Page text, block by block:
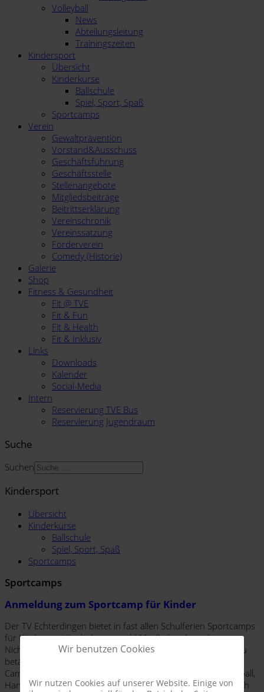
Volleyball
News
Abteilungsleitung
Trainingszeiten
Kindersport
Übersicht
Kinderkurse
Ballschule
Spiel, Sport, Spaß
Sportcamps
Verein
Gewaltprävention
Vorstand&Ausschuss
Geschäftsführung
Geschäftsstelle
Stellenangebote
Mitgliedsbeiträge
Beitrittserklärung
Vereinschronik
Vereinssatzung
Förderverein
Comedy (Historie)
Galerie
Shop
Fitness & Gesundheit
Fit @ TVE
Fit & Fun
Fit & Health
Fit & Inklusiv
Links
Downloads
Kalender
Social-Media
Intern
Reservierung TVE Bus
Reservierung Jugendraum
Suche
Suchen
Kindersport
Übersicht
Kinderkurse
Ballschule
Spiel, Sport, Spaß
Sportcamps
Sportcamps
Anmeldung zum Sportcamp für Kinder
Der TV Echterdingen bietet in fast allen Schulferien Sportcamps
für Kinder an. Hier haben sowohl Mitglieder als auch
Nichtmitglieder die Möglichkeit, sich in den Ferien sportlich zu
betätigen und verschiedene Sportarten auszuprobieren. Die
Camps beinhalten immer Elemente aus den Sportarten Fußball,
Handball und Turnen und sind sowohl für Kinder mit als auch
Wir benutzen Cookies
Wir nutzen Cookies auf unserer Website. Einige von